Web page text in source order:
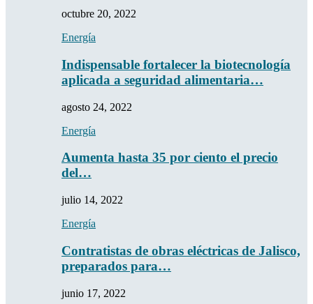
octubre 20, 2022
Energía
Indispensable fortalecer la biotecnología
aplicada a seguridad alimentaria…
agosto 24, 2022
Energía
Aumenta hasta 35 por ciento el precio
del…
julio 14, 2022
Energía
Contratistas de obras eléctricas de Jalisco,
preparados para…
junio 17, 2022